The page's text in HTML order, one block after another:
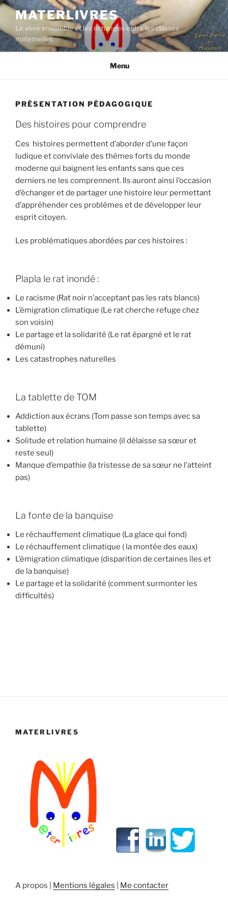
Aller
contenu
principal
MATERLIVRES
Le vivre ensemble et les échanges entre les classes
maternelles
Menu
PRÉSENTATION PÉDAGOGIQUE
Des histoires pour comprendre
Ces histoires permettent d’aborder d’une façon
ludique et conviviale des thèmes forts du monde
moderne qui baignent les enfants sans que ces
derniers ne les comprennent. Ils auront ainsi l’occasion
d’échanger et de partager une histoire leur permettant
d’appréhender ces problèmes et de développer leur
esprit citoyen.
Les problématiques abordées par ces histoires :
Plapla le rat inondé :
Le racisme (Rat noir n’acceptant pas les rats blancs)
L’émigration climatique (Le rat cherche refuge chez
son voisin)
Le partage et la solidarité (Le rat épargné et le rat
démuni)
Les catastrophes naturelles
La tablette de TOM
Addiction aux écrans (Tom passe son temps avec sa
tablette)
Solitude et relation humaine (il délaisse sa sœur et
reste seul)
Manque d’empathie (la tristesse de sa sœur ne l’atteint
pas)
La fonte de la banquise
Le réchauffement climatique (La glace qui fond)
Le réchauffement climatique ( la montée des eaux)
L’émigration climatique (disparition de certaines îles et
de la banquise)
Le partage et la solidarité (comment surmonter les
difficultés)
MATERLIVRES
A propos | Mentions légales Me contacter